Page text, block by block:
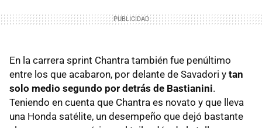
En la carrera sprint Chantra también fue penúltimo
entre los que acabaron, por delante de Savadori y tan
solo medio segundo por detrás de Bastianini.
Teniendo en cuenta que Chantra es novato y que lleva
una Honda satélite, un desempeño que dejó bastante